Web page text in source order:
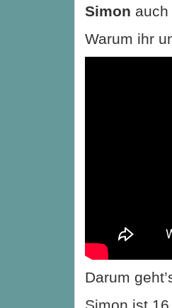
Simon auch
Warum ihr
Darum
Simon ist